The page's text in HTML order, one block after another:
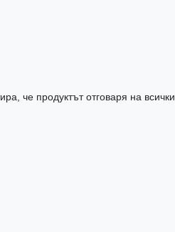
че продуктът отговаря на всички